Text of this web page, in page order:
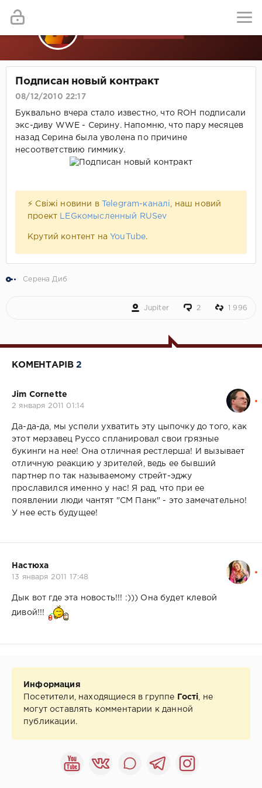
Подписан новый контракт
08/12/2010 22:17
Буквально вчера стало известно, что ROH подписали
экс-диву WWE - Серину. Напомню, что пару месяцев
назад Серина была уволена по причине
несоответствию гиммику.
⚡ Свіжі новини в Telegram-каналі
, наш новий
проект
LEGкомысленный RUSev
Крутий контент на YouTube.
Серена Диб
Jupiter 2 1 996
КОМЕНТАРІВ2
Jim Cornette
2 января 2011 01:14
Да-да-да, мы успели ухватить эту цыпочку до того, как
этот мерзавец Руссо спланировал свои грязные
букинги на нее! Она отличная рестлерша! И вызывает
отличную реакцию у зрителей, ведь ее бывший
партнер по так называемому стрейт-эджу
прославился именно у нас! Я рад, что при ее
появлении люди чантят "СМ Панк" - это замечательно!
У нее есть будущее!
Настюха
13 января 2011 17:48
Дык вот где эта новость!!! :))) Она будет клевой
дивой!!!
Информация
Посетители, находящиеся в группе
Гості , не
могут оставлять комментарии к данной
публикации.